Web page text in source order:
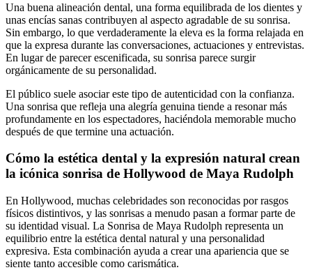
Una buena alineación dental, una forma equilibrada de los dientes y
unas encías sanas contribuyen al aspecto agradable de su sonrisa.
Sin embargo, lo que verdaderamente la eleva es la forma relajada en
que la expresa durante las conversaciones, actuaciones y entrevistas.
En lugar de parecer escenificada, su sonrisa parece surgir
orgánicamente de su personalidad.
El público suele asociar este tipo de autenticidad con la confianza.
Una sonrisa que refleja una alegría genuina tiende a resonar más
profundamente en los espectadores, haciéndola memorable mucho
después de que termine una actuación.
Cómo la estética dental y la expresión natural crean
la icónica sonrisa de Hollywood de Maya Rudolph
En Hollywood, muchas celebridades son reconocidas por rasgos
físicos distintivos, y las sonrisas a menudo pasan a formar parte de
su identidad visual. La Sonrisa de Maya Rudolph representa un
equilibrio entre la estética dental natural y una personalidad
expresiva. Esta combinación ayuda a crear una apariencia que se
siente tanto accesible como carismática.